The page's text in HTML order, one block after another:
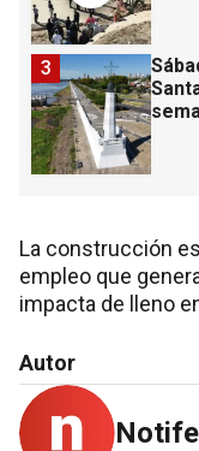
3
La construcción
empleo que
impacta de lleno
Autor